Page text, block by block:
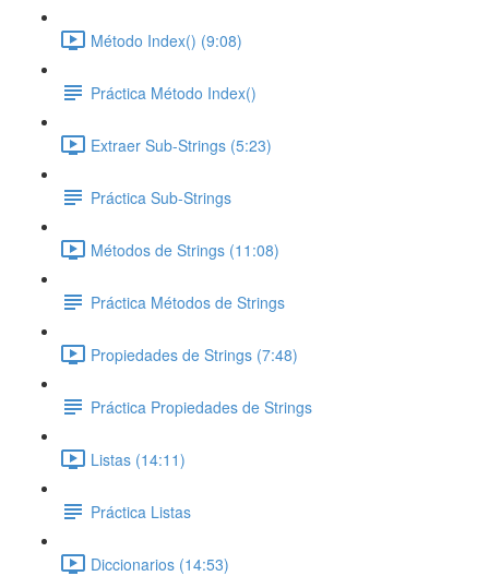
Método Index() (9:08)
Práctica Método Index()
Extraer Sub-Strings (5:23)
Práctica Sub-Strings
Métodos de Strings (11:08)
Práctica Métodos de Strings
Propiedades de Strings (7:48)
Práctica Propiedades de Strings
Listas (14:11)
Práctica Listas
Diccionarios (14:53)